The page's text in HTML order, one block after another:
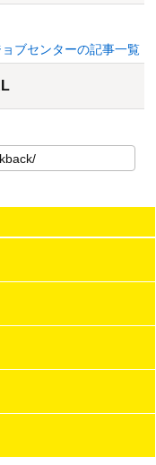
ブセンターの記事一覧